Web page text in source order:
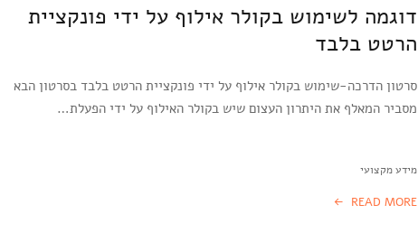
דוגמה לשימוש בקולר אילוף על ידי פונקציית
הרטט בלבד
סרטון הדרכה-שימוש בקולר אילוף על ידי פונקציית הרטט בלבד בסרטון הבא
מסביר המאלף את היתרון העצום שיש בקולר האילוף על ידי הפעלת…
מידע מקצועי
READ MORE